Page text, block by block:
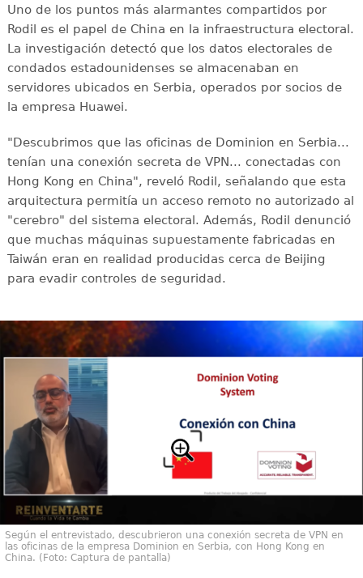
Uno de los puntos más alarmantes compartidos por
Rodil es el papel de China en la infraestructura electoral.
La investigación detectó que los datos electorales de
condados estadounidenses se almacenaban en
servidores ubicados en Serbia, operados por socios de
la empresa Huawei.
"Descubrimos que las oficinas de Dominion en Serbia...
tenían una conexión secreta de VPN... conectadas con
Hong Kong en China", reveló Rodil, señalando que esta
arquitectura permitía un acceso remoto no autorizado al
"cerebro" del sistema electoral. Además, Rodil denunció
que muchas máquinas supuestamente fabricadas en
Taiwán eran en realidad producidas cerca de Beijing
para evadir controles de seguridad.
Según el entrevistado, descubrieron una conexión secreta de VPN en
las oficinas de la empresa Dominion en Serbia, con Hong Kong en
China. (Foto: Captura de pantalla)